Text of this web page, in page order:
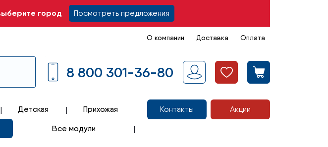
город Посмотреть предложения
О компании Доставка Оплата
8 800 301-36-80
Детская Прихожая
Все модули
Контакты Акции